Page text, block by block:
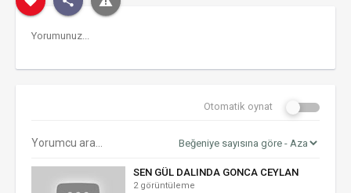
Otomatik oynat
SEN GÜL DALINDA GONCA CEYLAN
2 görüntüleme